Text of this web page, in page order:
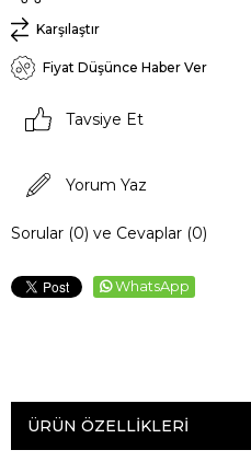
Karşılaştır
Fiyat Düşünce Haber Ver
Tavsiye Et
Yorum Yaz
Sorular (0) ve Cevaplar (0)
WhatsApp
ÜRÜN ÖZELLIKLERI